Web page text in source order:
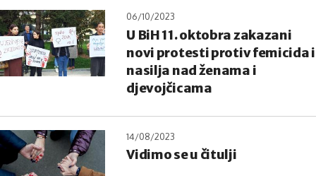
06/10/2023
U BiH 11. oktobra zakazani
novi protesti protiv femicida i
nasilja nad ženama i
djevojčicama
14/08/2023
Vidimo se u čitulji